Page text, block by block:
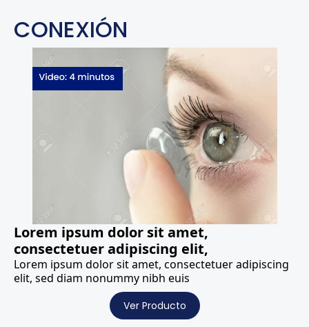
CONEXIÓN
Lorem ipsum dolor sit amet,
consectetuer adipiscing elit,
Lorem ipsum dolor sit amet, consectetuer adipiscing
elit, sed diam nonummy nibh euis
Ver Producto